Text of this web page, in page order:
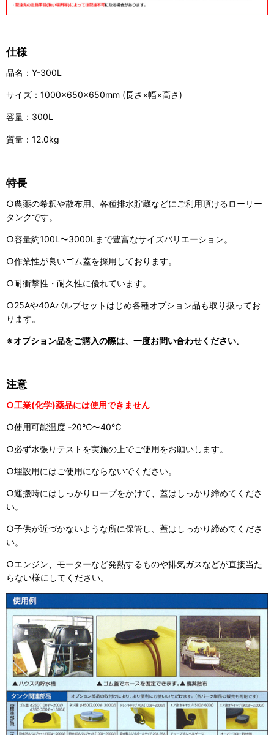
仕様
品名：Y-300L
サイズ：1000×650×650mm (長さ×幅×高さ)
容量：300L
質量：12.0kg
特長
○農薬の希釈や散布用、各種排水貯蔵などにご利用頂けるローリー
タンクです。
○容量約100L〜3000Lまで豊富なサイズバリエーション。
○作業性が良いゴム蓋を採用しております。
○耐衝撃性・耐久性に優れています。
○25Aや40Aバルブセットはじめ各種オプション品も取り扱ってお
ります。
※オプション品をご購入の際は、一度お問い合わせください。
注意
○工業(化学)薬品には使用できません
○使用可能温度 -20℃〜40℃
○必ず水張りテストを実施の上でご使用をお願いします。
○埋設用にはご使用にならないでください。
○運搬時にはしっかりロープをかけて、蓋はしっかり締めてくださ
い。
○子供が近づかないような所に保管し、蓋はしっかり締めてくださ
い。
○エンジン、モーターなど発熱するものや排気ガスなどが直接当た
らない様にしてください。